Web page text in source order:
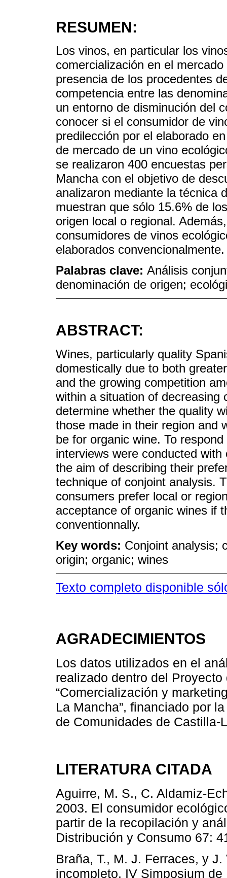
RESUMEN:
Los vinos, en particular los
comercialización en el
presencia de los procedentes
competencia entre las
un entorno de disminución del
conocer si el consumidor de
predilección por el elaborado
de mercado de un vino
se realizaron 400 encuestas
Mancha con el objetivo de
analizaron mediante la técnica
muestran que sólo 15.6% de
origen local o regional.
consumidores de vinos
elaborados convencionalmente.
Palabras clave: Análisis
denominación de origen;
ABSTRACT:
Wines, particularly quality
domestically due to both
and the growing competition
within a situation of
determine whether the quality
those made in their region and
be for organic wine. To
interviews were conducted
the aim of describing their
technique of conjoint analysis.
consumers prefer local or
acceptance of organic wines if
conventionnally.
Key words: Conjoint analysis;
origin; organic; wines
Texto completo disponible
AGRADECIMIENTOS
Los datos utilizados en el
realizado dentro del
“Comercialización y
La Mancha”, financiado por
de Comunidades de Castilla-
LITERATURA CITADA
Aguirre, M. S., C. Aldamiz-
2003. El consumidor
partir de la recopilación y
Distribución y Consumo 67:
Braña, T., M. J. Ferraces, y
incompleto. IV Simposium